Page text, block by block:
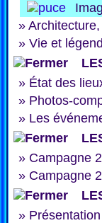
»
» Vie et
» État des
» Photos-
» Les
» Campagne
» Campagne
»